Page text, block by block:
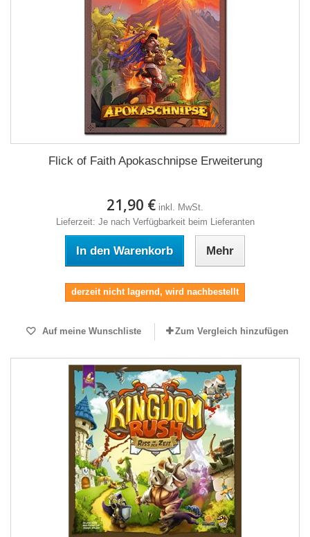
Flick of Faith Apokaschnipse Erweiterung
21,90 € inkl. MwSt.
Lieferzeit: Je nach Verfügbarkeit beim Lieferanten
In den Warenkorb Mehr
derzeit nicht lagernd, wird nachbestellt
Auf meine Wunschliste Zum Vergleich hinzufügen